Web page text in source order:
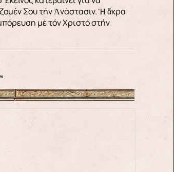
Σου τήν Ἀνάστασιν. Ἡ ἄκρα
μέ τόν Χριστό στήν